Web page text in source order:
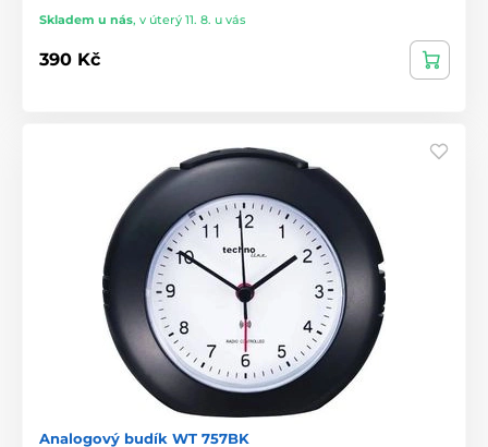
Skladem u nás, v úterý 11. 8. u vás
390 Kč
Analogový budík WT 757BK